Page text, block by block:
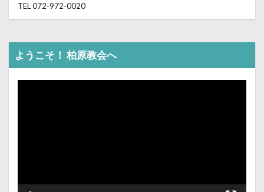
TEL 072-972-0020
ようこそ！ 柏原教会へ
動